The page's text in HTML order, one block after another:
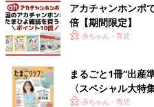
アカチャンホンポ
倍【期間限定】
赤ちゃん・育児
まるごと1冊“出産
〈スペシャル大
赤ちゃん・育児